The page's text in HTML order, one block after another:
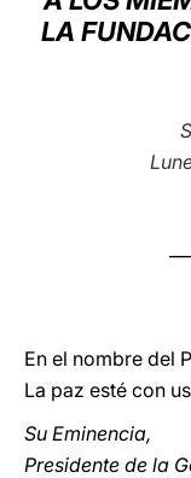
LA
En el nombre del
La paz esté con
Su Eminencia,
Presidente de la